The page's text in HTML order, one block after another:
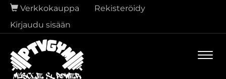
Verkkokauppa
Rekisteröidy
Kirjaudu sisään